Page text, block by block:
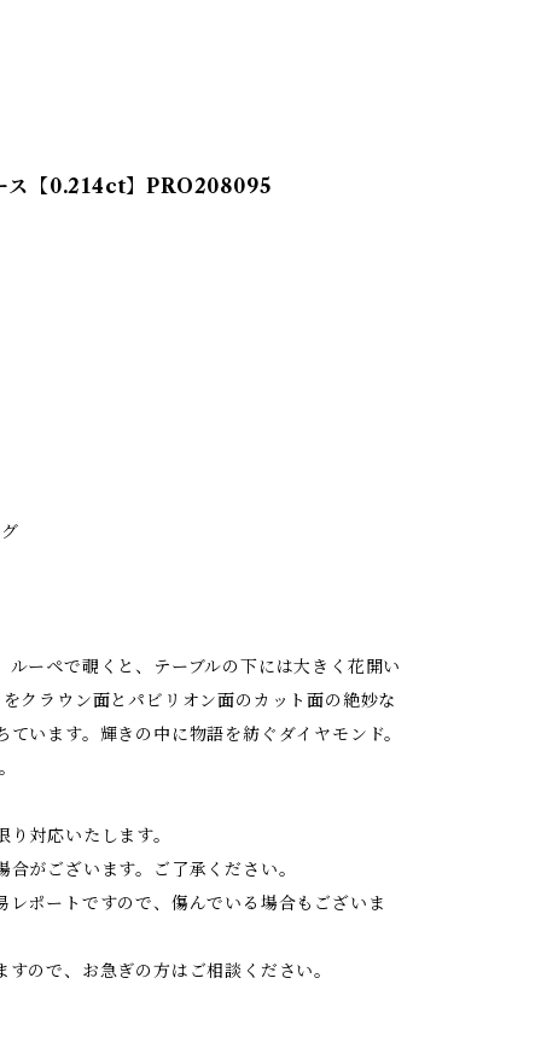
ス【0.214ct】PRO208095
ーペで覗くと、テーブルの下には大きく花開い
クラウン面とパビリオン面のカット面の絶妙な
います。輝きの中に物語を紡ぐダイヤモンド。
対応いたします。
がございます。ご了承ください。
ポートですので、傷んでいる場合もございま
ので、お急ぎの方はご相談ください。